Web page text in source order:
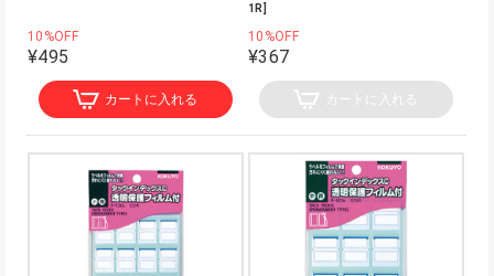
10%OFF
¥495
カートに入れる
1R]
10%OFF
¥367
カートに入れる